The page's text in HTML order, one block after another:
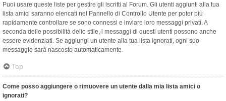
Puoi usare queste liste per gestire gli iscritti al Forum. Gli utenti aggiunti alla tua
lista amici saranno elencati nel Pannello di Controllo Utente per poter più
rapidamente controllare se sono connessi e inviare loro messaggi privati. A
seconda delle possibilità dello stile, i messaggi di questi utenti possono anche
essere evidenziati. Se aggiungi un utente alla tua lista ignorati, ogni suo
messaggio sarà nascosto automaticamente.
Top
Come posso aggiungere o rimuovere un utente dalla mia lista amici o
ignorati?